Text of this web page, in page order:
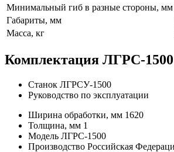
Минимальный гиб в разные стороны, мм
Габариты, мм
Масса, кг
Комплектация ЛГРС-1500
Станок ЛГРСУ-1500
Руководство по эксплуатации
Ширина обработки, мм 1620
Толщина, мм 1
Модель ЛГРС-1500
Производство Российская